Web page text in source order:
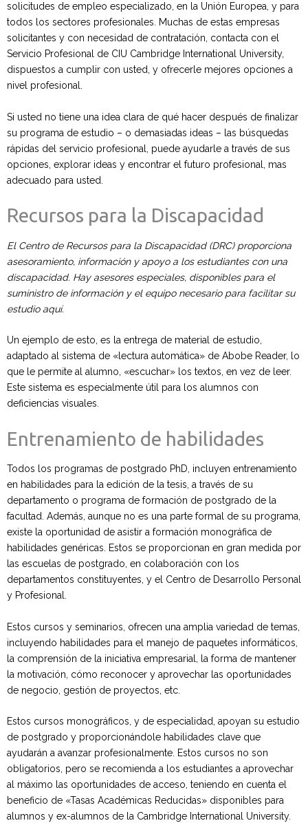
solicitudes de empleo especializado, en la Unión Europea, y para
todos los sectores profesionales. Muchas de estas empresas
solicitantes y con necesidad de contratación, contacta con el
Servicio Profesional de CIU Cambridge International University,
dispuestos a cumplir con usted, y ofrecerle mejores opciones a
nivel profesional.
Si usted no tiene una idea clara de qué hacer después de finalizar
su programa de estudio – o demasiadas ideas – las búsquedas
rápidas del servicio profesional, puede ayudarle a través de sus
opciones, explorar ideas y encontrar el futuro profesional, mas
adecuado para usted.
Recursos para la Discapacidad
El Centro de Recursos para la Discapacidad (DRC) proporciona
asesoramiento, información y apoyo a los estudiantes con una
discapacidad. Hay asesores especiales, disponibles para el
suministro de información y el equipo necesario para facilitar su
estudio aquí.
Un ejemplo de esto, es la entrega de material de estudio,
adaptado al sistema de «lectura automática» de Abobe Reader, lo
que le permite al alumno, «escuchar» los textos, en vez de leer.
Este sistema es especialmente útil para los alumnos con
deficiencias visuales.
Entrenamiento de habilidades
Todos los programas de postgrado PhD, incluyen entrenamiento
en habilidades para la edición de la tesis, a través de su
departamento o programa de formación de postgrado de la
facultad. Además, aunque no es una parte formal de su programa,
existe la oportunidad de asistir a formación monográfica de
habilidades genéricas. Estos se proporcionan en gran medida por
las escuelas de postgrado, en colaboración con los
departamentos constituyentes, y el Centro de Desarrollo Personal
y Profesional.
Estos cursos y seminarios, ofrecen una amplia variedad de temas,
incluyendo habilidades para el manejo de paquetes informáticos,
la comprensión de la iniciativa empresarial, la forma de mantener
la motivación, cómo reconocer y aprovechar las oportunidades
de negocio, gestión de proyectos, etc.
Estos cursos monográficos, y de especialidad, apoyan su estudio
de postgrado y proporcionándole habilidades clave que
ayudarán a avanzar profesionalmente. Estos cursos no son
obligatorios, pero se recomienda a los estudiantes a aprovechar
al máximo las oportunidades de acceso, teniendo en cuenta el
beneficio de «Tasas Académicas Reducidas» disponibles para
alumnos y ex-alumnos de la Cambridge International University.